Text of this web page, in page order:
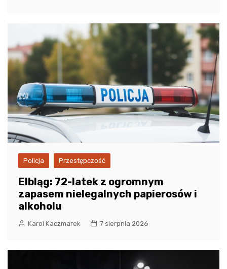
Policja Przestępczość
Elbląg: 72-latek z ogromnym
zapasem nielegalnych papierosów i
alkoholu
Karol Kaczmarek 7 sierpnia 2026